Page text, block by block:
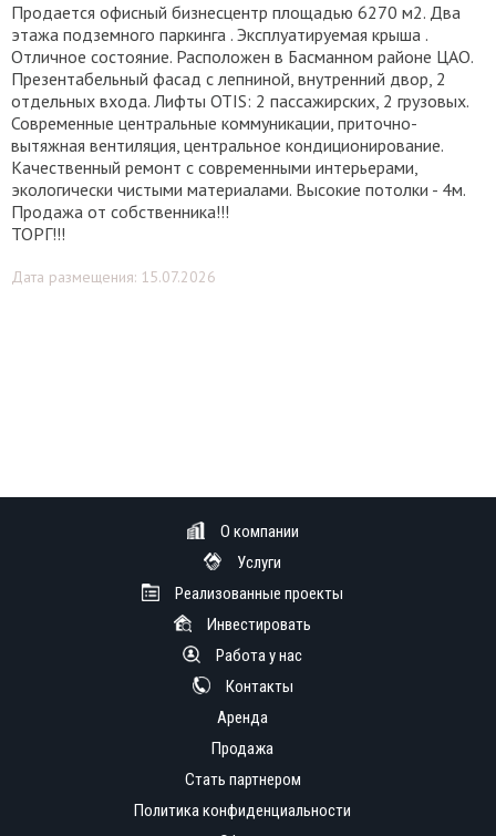
Продается офисный бизнесцентр площадью 6270 м2. Два
этажа подземного паркинга . Эксплуатируемая крыша .
Отличное состояние. Расположен в Басманном районе ЦАО.
Презентабельный фасад с лепниной, внутренний двор, 2
отдельных входа. Лифты OTIS: 2 пассажирских, 2 грузовых.
Современные центральные коммуникации, приточно-
вытяжная вентиляция, центральное кондиционирование.
Качественный ремонт с современными интерьерами,
экологически чистыми материалами. Высокие потолки - 4м.
Продажа от собственника!!!
ТОРГ!!!
Дата размещения: 15.07.2026
О компании
Услуги
Реализованные проекты
Инвестировать
Работа у нас
Контакты
Аренда
Продажа
Стать партнером
Политика конфиденциальности